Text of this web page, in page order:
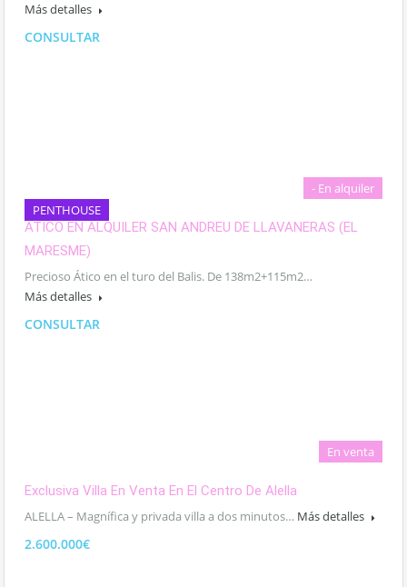
Más detalles
CONSULTAR
PENTHOUSE
- En alquiler
ATICO EN ALQUILER SAN ANDREU DE LLAVANERAS (EL
MARESME)
Precioso Ático en el turo del Balis. De 138m2+115m2…
Más detalles
CONSULTAR
En venta
Exclusiva Villa En Venta En El Centro De Alella
ALELLA – Magnífica y privada villa a dos minutos… Más detalles
2.600.000€